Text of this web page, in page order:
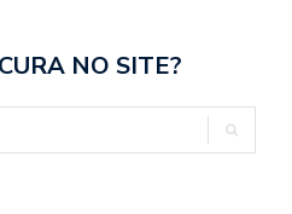
NO SITE?